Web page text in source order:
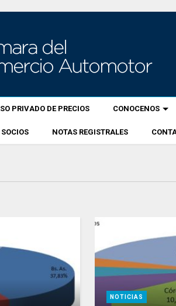
PRIVADO DE PRECIOS CONOCENOS
NOTAS REGISTRALES
NOTICIAS